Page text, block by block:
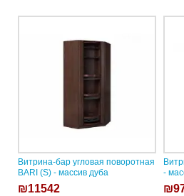
Витрина-бар угловая поворотная
BARI (S) - массив дуба
₪11542
-